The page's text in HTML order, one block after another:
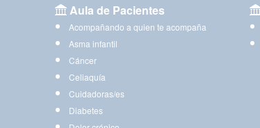
Aula de Pacientes
Acompañando a quien te acompaña
Asma infantil
Cáncer
Celiaquía
Cuidadoras/es
Diabetes